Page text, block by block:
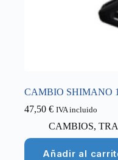
CAMBIO SHIMANO
47,50 € IVA incluido
CAMBIOS,
Añadir al